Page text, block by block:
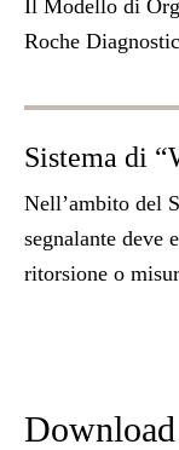
Il Modello di
Roche
Sistema di
Nell’ambito del
segnalante deve
ritorsione o
Download